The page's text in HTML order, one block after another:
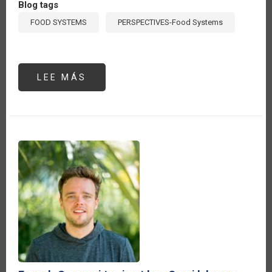
Blog tags
FOOD SYSTEMS PERSPECTIVES-Food Systems
LEE MÁS
SISTEMAS
LOS
ORGANISMOS
INTERNACIONALES